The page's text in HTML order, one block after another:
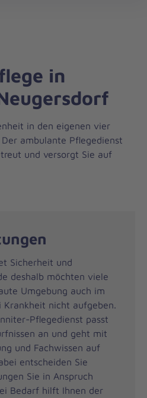
in
in den eigenen vier
ambulante Pflegedienst
und versorgt Sie auf
Sicherheit und
deshalb möchten viele
Umgebung auch im
Krankheit nicht aufgeben.
Pflegedienst passt
an und geht mit
und Fachwissen auf
entscheiden Sie
Sie in Anspruch
Bedarf hilft Ihnen der